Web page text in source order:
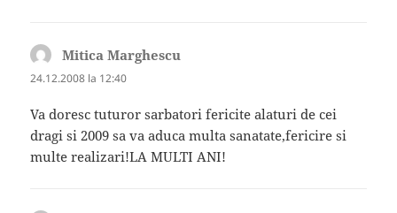
Mitica Marghescu
24.12.2008 la 12:40
Va doresc tuturor sarbatori fericite alaturi de cei
dragi si 2009 sa va aduca multa sanatate,fericire si
multe realizari!LA MULTI ANI!